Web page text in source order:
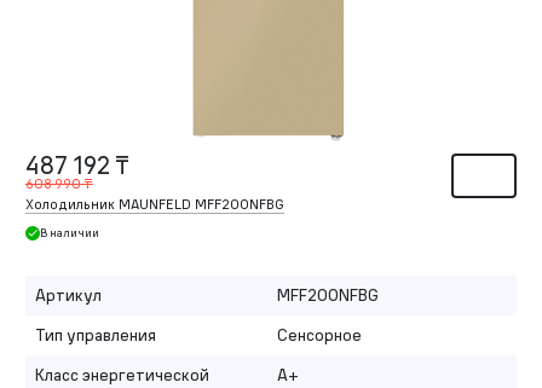
487 192 ₸
608 990 ₸
Холодильник MAUNFELD MFF200NFBG
В наличии
Артикул
MFF200NFBG
Тип управления
Сенсорное
Класс энергетической
A+